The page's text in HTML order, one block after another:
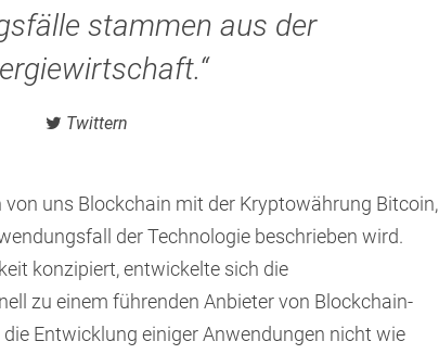
stammen aus der
Twittern
uns Blockchain mit der Kryptowährung Bitcoin,
der Technologie beschrieben wird.
konzipiert, entwickelte sich die
zu einem führenden Anbieter von Blockchain-
Entwicklung einiger Anwendungen nicht wie